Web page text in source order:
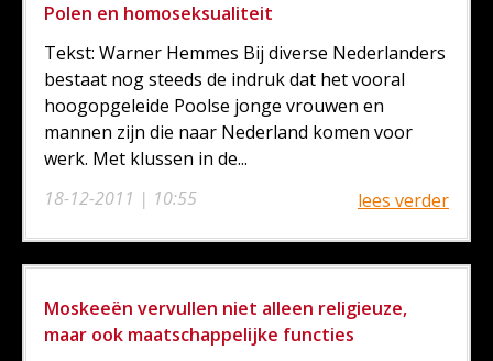
Polen en homoseksualiteit
18-12-2011 | 10:55
Tekst: Warner Hemmes Bij diverse Nederlanders
bestaat nog steeds de indruk dat het vooral
hoogopgeleide Poolse jonge vrouwen en
mannen zijn die naar Nederland komen voor
werk. Met klussen in de...
lees verder
Moskeeën vervullen niet alleen religieuze,
maar ook maatschappelijke functies